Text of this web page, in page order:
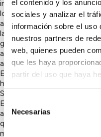
el contenido y los
sociales y analizar el
información sobre el uso
nuestros partners de
web, quienes pueden
que les haya
partir del uso que haya
Selección
Necesarias
importante que es cuidar el
lo encontramos, nunca
a la que los habitantes no
las posibilidades, de modo
grupos para enseñarles los
aprovechamiento de la
apicultura, Huerto Solar...
Es un Plan de Educación
habitantes y con una
Se realizan actividades.
Es un Plan de Educación
actividades, para que los
quiera pueda aprender
medio ambiente.